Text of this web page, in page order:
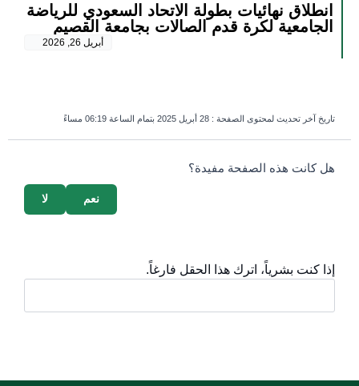
انطلاق نهائيات بطولة الاتحاد السعودي للرياضة
الجامعية لكرة قدم الصالات بجامعة القصيم
أبريل 26, 2026
تاريخ آخر تحديث لمحتوى الصفحة : 28 أبريل 2025 بتمام الساعة 06:19 مساءً
survey_v2
هل كانت هذه الصفحة مفيدة؟
لا نعم
إذا كنت بشرياً، اترك هذا الحقل فارغاً.